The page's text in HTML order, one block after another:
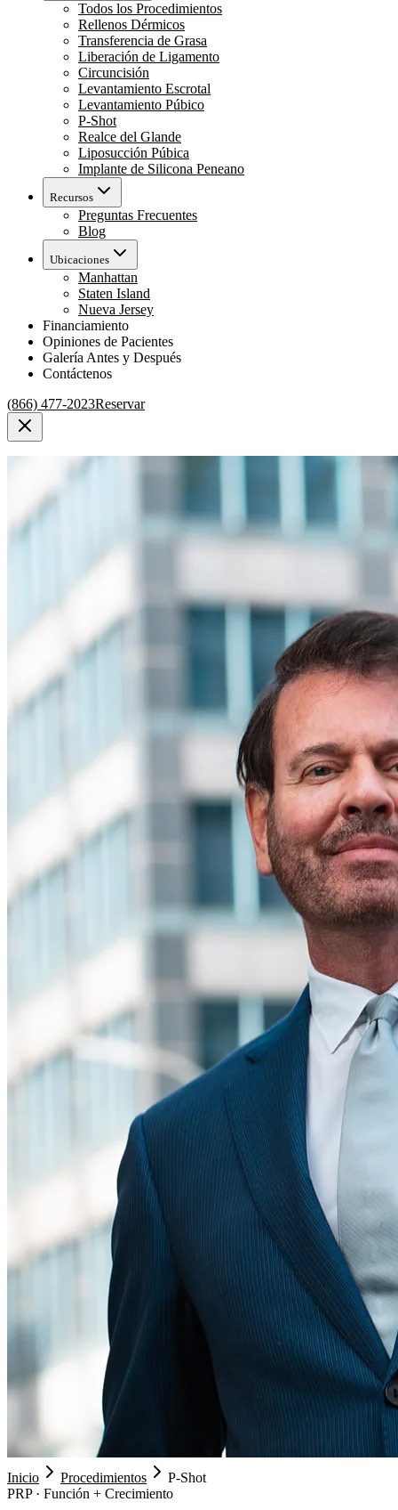
Todos los Procedimientos
Rellenos Dérmicos
Transferencia de Grasa
Liberación de Ligamento
Circuncisión
Levantamiento Escrotal
Levantamiento Púbico
P-Shot
Realce del Glande
Liposucción Púbica
Implante de Silicona Peneano
Recursos
Preguntas Frecuentes
Blog
Ubicaciones
Manhattan
Staten Island
Nueva Jersey
Financiamiento
Opiniones de Pacientes
Galería Antes y Después
Contáctenos
(866) 477-2023Reservar
Inicio Procedimientos
P-Shot
PRP · Función + Crecimiento